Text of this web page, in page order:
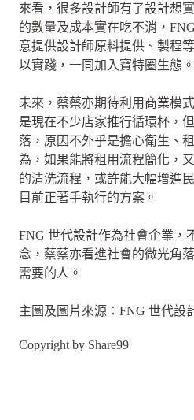
來看，很多設計師有了設計想
的數量及成本實在吃不消，
意提供設計師原料提供、製程
以實踐，一同加入寶特圈生態。
未來，蔡蔡亦期待利用商業模
是現在不少店家推行循環杯，
落，原因不外乎是擔心衛生、
為，如果能將租用流程簡化，
的清洗流程，或許能大幅增進
目前正著手執行的方案。
FNG 世代設計作為社會企業，
念，蔡蔡亦看進社會的微光角
需要的人。
主圖及圖片來源：FNG 世代設
Copyright by Share99